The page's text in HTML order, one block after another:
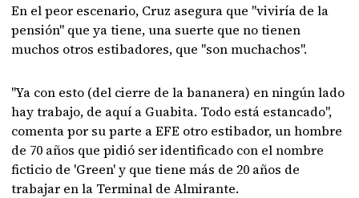
En el peor escenario, Cruz asegura que "viviría de la
pensión" que ya tiene, una suerte que no tienen
muchos otros estibadores, que "son muchachos".
"Ya con esto (del cierre de la bananera) en ningún lado
hay trabajo, de aquí a Guabita. Todo está estancado",
comenta por su parte a EFE otro estibador, un hombre
de 70 años que pidió ser identificado con el nombre
ficticio de 'Green' y que tiene más de 20 años de
trabajar en la Terminal de Almirante.